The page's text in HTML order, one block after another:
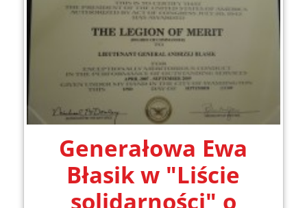
Generałowa Ewa
Błasik w "Liście
solidarności" o